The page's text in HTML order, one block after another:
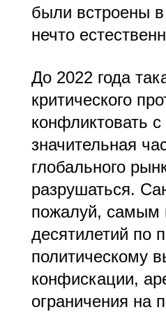
были встроены в
нечто
До 2022 года
критического
конфликтовать
значительная
глобального
разрушаться.
пожалуй, самым
десятилетий по
политическому
конфискации,
ограничения на